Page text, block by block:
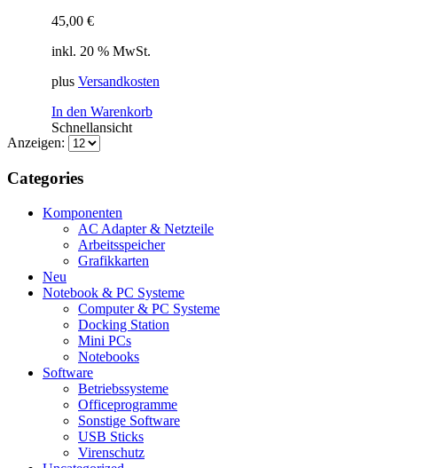
45,00 €
inkl. 20 % MwSt.
plus Versandkosten
In den Warenkorb
Schnellansicht
Anzeigen:
Categories
Komponenten
AC Adapter & Netzteile
Arbeitsspeicher
Grafikkarten
Neu
Notebook & PC Systeme
Computer & PC Systeme
Docking Station
Mini PCs
Notebooks
Software
Betriebssysteme
Officeprogramme
Sonstige Software
USB Sticks
Virenschutz